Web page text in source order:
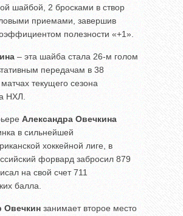
шайбой, 2 бросками в створ
приемами, завершив
полезности «+1».
– эта шайба стала 26-м голом
передачам в 38
текущего сезона
НХЛ.
Александра Овечкина
в сильнейшей
хоккейной лиге, в
форвард забросил 879
на свой счет 711
балла.
Овечкин занимает второе место